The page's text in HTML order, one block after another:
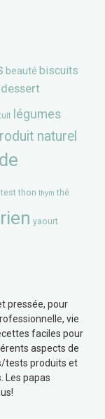
beauté biscuits
dessert
légumes
naturel
test thon thym thé
yaourt
pressée, pour
vie
faciles pour
aspects de
tests produits et
Les papas